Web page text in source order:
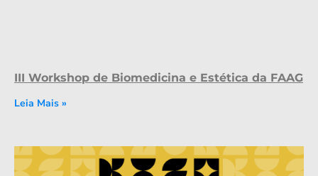
III Workshop de Biomedicina e Estética da FAAG
Leia Mais »